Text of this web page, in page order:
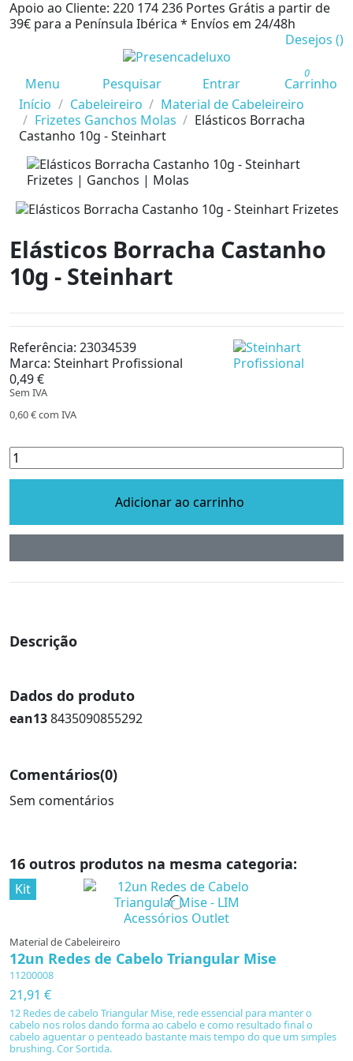
Apoio ao Cliente: 220 174 236 Portes Grátis a partir de
39€ para a Península Ibérica * Envíos em 24/48h
Desejos ()
Menu Pesquisar Entrar
0
Carrinho
Início
Cabeleireiro
Material de Cabeleireiro
Frizetes Ganchos Molas
Elásticos Borracha
Castanho 10g - Steinhart
Elásticos Borracha Castanho
10g - Steinhart
Referência: 23034539
Marca: Steinhart Profissional
0,49 €
Sem IVA
0,60 €com IVA
Adicionar ao carrinho
Descrição
Dados do produto
ean138435090855292
Comentários(0)
Sem comentários
16 outros produtos na mesma categoria:
Kit
Material de Cabeleireiro
12un Redes de Cabelo Triangular Mise
11200008
21,91 €
12 Redes de cabelo Triangular Mise, rede essencial para manter o
cabelo nos rolos dando forma ao cabelo e como resultado final o
cabelo aguentar o penteado bastante mais tempo do que um simples
brushing. Cor Sortida.